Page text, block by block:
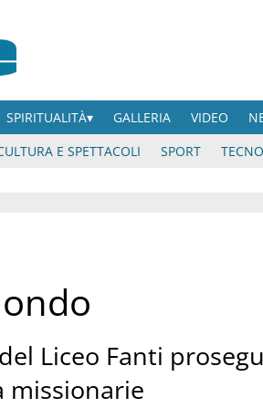
SPIRITUALITÀ GALLERIA VIDEO
E SPETTACOLI SPORT
Liceo Fanti
missionarie